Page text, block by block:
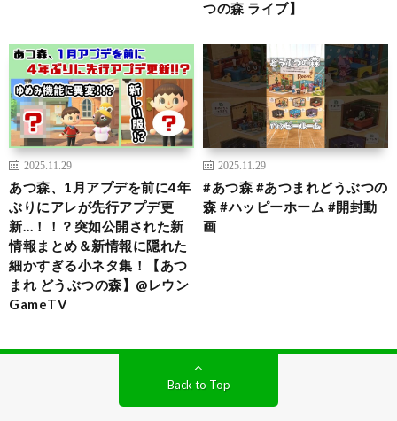
つの森 ライブ】
2025.11.29
あつ森、1月アプデを前に4年
ぶりにアレが先行アプデ更
新…！！？突如公開された新
情報まとめ＆新情報に隠れた
細かすぎる小ネタ集！【あつ
まれ どうぶつの森】@レウン
GameTV
2025.11.29
#あつ森 #あつまれどうぶつの
森 #ハッピーホーム #開封動
画
Back to Top